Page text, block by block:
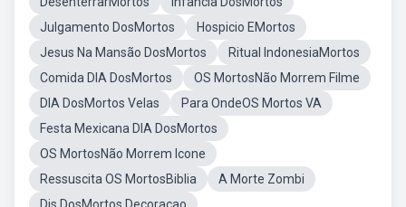
Julgamento DosMortos
Hospicio EMortos
Jesus Na Mansão DosMortos
Ritual IndonesiaMortos
Comida DIA DosMortos
OS MortosNão Morrem Filme
DIA DosMortos Velas
Para OndeOS Mortos VA
Festa Mexicana DIA DosMortos
OS MortosNão Morrem Icone
Ressuscita OS MortosBiblia
A Morte Zombi